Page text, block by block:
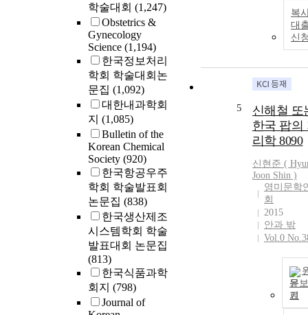
학술대회 (1,247)
Obstetrics &
Gynecology
Science (1,194)
한국정보처리
학회 학술대회논
문집 (1,092)
대한내과학회
지 (1,085)
Bulletin of the
Korean Chemical
Society (920)
한국항공우주
학회 학술발표회
논문집 (838)
한국생산제조
시스템학회 학술
발표대회 논문집
(813)
한국식품과학
회지 (798)
Journal of
복
대
신
5
신해철 또
한국 팝의
리학 8090
신현준 (
Joon Shin )
영미문학
회
2015
안과 밖
Vol.0
문보
기